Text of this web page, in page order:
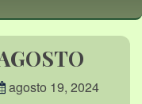
agosto 19, 2024